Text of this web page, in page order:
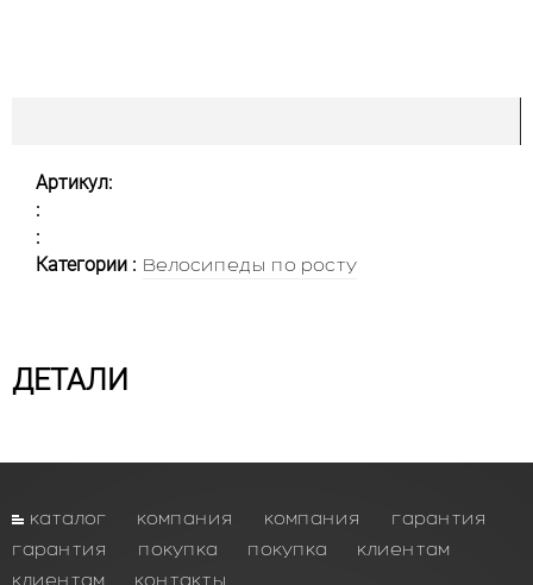
Артикул:
:
:
Категории : Велосипеды по росту
ДЕТАЛИ
каталог компания компания
гарантия
гарантия
покупка покупка
клиентам
клиентам
контакты